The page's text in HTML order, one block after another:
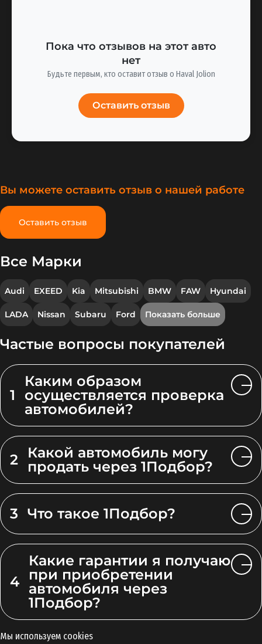
Вы можете оставить отзыв о нашей работе
Оставить отзыв
Пока что отзывов на этот авто
нет
Будьте первым, кто оставит отзыв о Haval Jolion
Оставить отзыв
Все Марки
Audi EXEED Kia Mitsubishi BMW FAW Hyundai
LADA Nissan Subaru Ford Показать больше
Частые вопросы покупателей
1
Каким образом
осуществляется проверка
автомобилей?
2
Какой автомобиль могу
продать через 1Подбор?
3 Что такое 1Подбор?
4
Какие гарантии я получаю
при приобретении
автомобиля через
1Подбор?
Мы используем cookies